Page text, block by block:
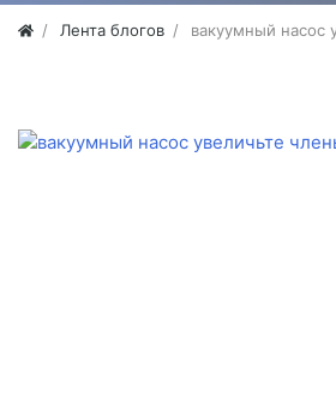
Лента блогов вакуумный насос